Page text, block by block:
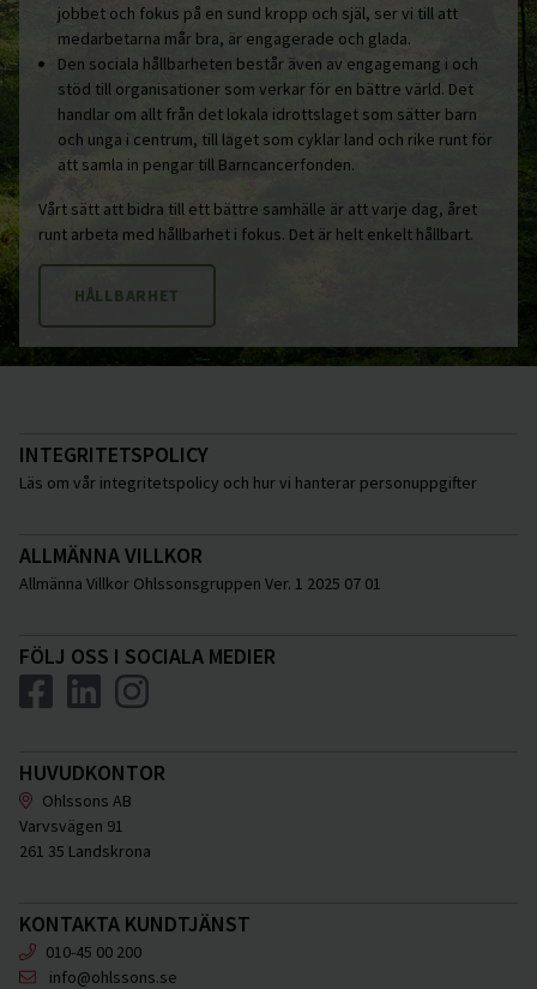
jobbet och fokus på en sund kropp och själ, ser vi till att
medarbetarna mår bra, är engagerade och glada.
Den sociala hållbarheten består även av engagemang i och
stöd till organisationer som verkar för en bättre värld. Det
handlar om allt från det lokala idrottslaget som sätter barn
och unga i centrum, till laget som cyklar land och rike runt för
att samla in pengar till Barncancerfonden.
Vårt sätt att bidra till ett bättre samhälle är att varje dag, året
runt arbeta med hållbarhet i fokus. Det är helt enkelt hållbart.
HÅLLBARHET
INTEGRITETSPOLICY
Läs om vår integritetspolicy och hur vi hanterar personuppgifter
ALLMÄNNA VILLKOR
Allmänna Villkor Ohlssonsgruppen Ver. 1 2025 07 01
FÖLJ OSS I SOCIALA MEDIER
HUVUDKONTOR
Ohlssons AB
Varvsvägen 91
261 35 Landskrona
KONTAKTA KUNDTJÄNST
010-45 00 200
info@ohlssons.se